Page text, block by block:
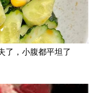
了，小腹都平坦了